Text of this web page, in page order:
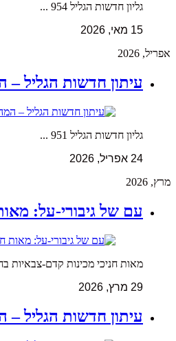
גליון חדשות הגליל 954 ...
15 מאי, 2026
אפריל, 2026
עיתון חדשות הגליל –
גליון חדשות הגליל 951 ...
24 אפריל, 2026
מרץ, 2026
עם של גיבורי-על:
מאות חניכי מכינות קדם-צבאיות
29 מרץ, 2026
עיתון חדשות הגליל –